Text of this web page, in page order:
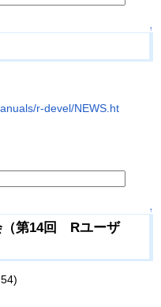
↑
r-devel/NEWS.ht
↑
第14回 Rユーザ